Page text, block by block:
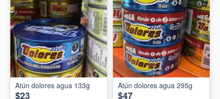
Atún dolores agua 133g
$23
Atún dolores agua 295g
$47